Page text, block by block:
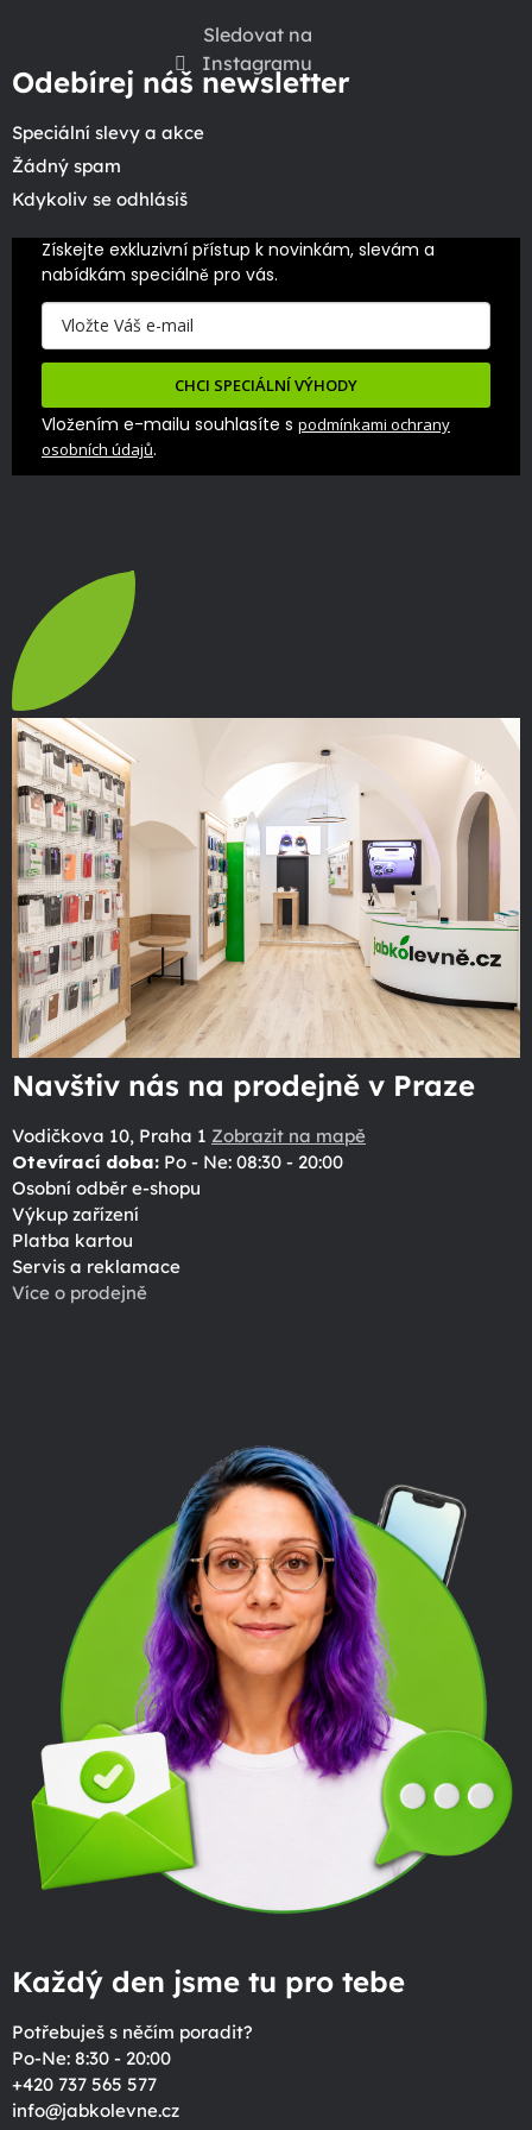
Sledovat na
Instagramu
Odebírej náš newsletter
Speciální slevy a akce
Žádný spam
Kdykoliv se odhlásíš
Získejte exkluzivní přístup k novinkám, slevám a
nabídkám speciálně pro vás.
CHCI SPECIÁLNÍ VÝHODY
Vložením e-mailu souhlasíte s podmínkami ochrany
osobních údajů.
Navštiv nás na prodejně v Praze
Vodičkova 10, Praha 1 Zobrazit na mapě
Otevírací doba: Po - Ne: 08:30 - 20:00
Osobní odběr e-shopu
Výkup zařízení
Platba kartou
Servis a reklamace
Více o prodejně
Každý den jsme tu pro tebe
Potřebuješ s něčím poradit?
Po-Ne: 8:30 - 20:00
+420 737 565 577
info@jabkolevne.cz